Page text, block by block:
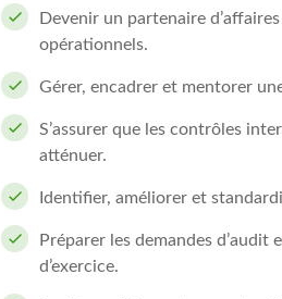
Devenir un partenaire
opérationnels.
Gérer, encadrer et mentorer
S’assurer que les contrôles
atténuer.
Identifier, améliorer et
Préparer les demandes
d’exercice.